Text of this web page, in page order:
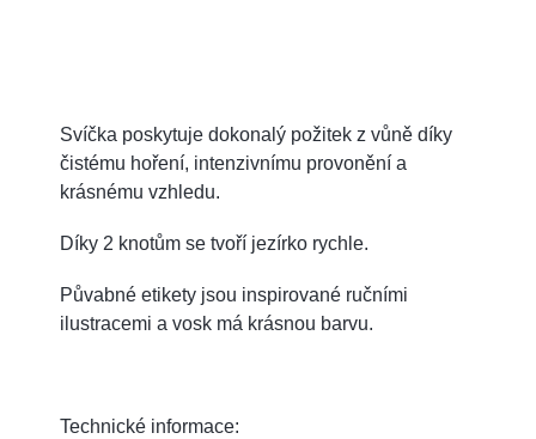
Svíčka poskytuje dokonalý požitek z vůně díky
čistému hoření, intenzivnímu provonění a
krásnému vzhledu.
Díky 2 knotům se tvoří jezírko rychle.
Půvabné etikety jsou inspirované ručními
ilustracemi a vosk má krásnou barvu.
Technické informace: